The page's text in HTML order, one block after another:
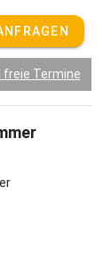
freie Termine